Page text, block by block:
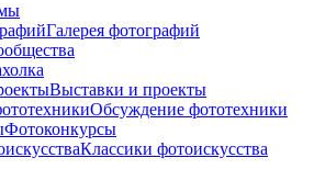
Галерея фотографий
Выставки и проекты
Обсуждение фототехники
Фотоконкурсы
Классики фотоискусства